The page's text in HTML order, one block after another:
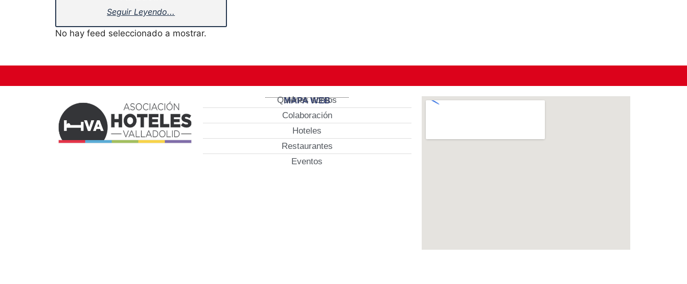
Seguir Leyendo...
No hay feed seleccionado a mostrar.
MAPA WEB
Quiénes somos
Colaboración
Hoteles
Restaurantes
Eventos